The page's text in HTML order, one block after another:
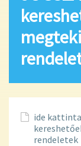
ide
rendeletek